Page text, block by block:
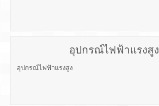
อุปกรณ์ไฟฟ้าแรงสูง
อุปกรณ์ไฟฟ้าแรงสูง